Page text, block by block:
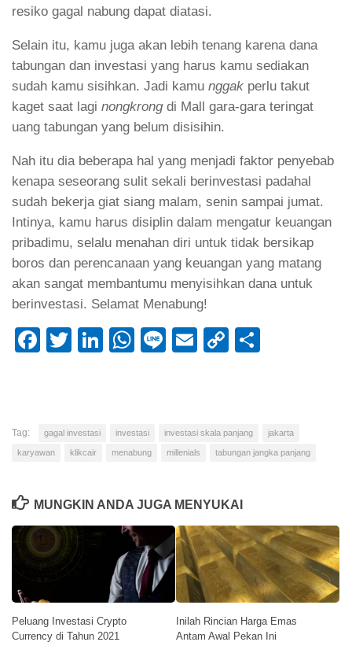
resiko gagal nabung dapat diatasi.
Selain itu, kamu juga akan lebih tenang karena dana
tabungan dan investasi yang harus kamu sediakan
sudah kamu sisihkan. Jadi kamu nggak perlu takut
kaget saat lagi nongkrongdi Mall gara-gara teringat
uang tabungan yang belum disisihin.
Nah itu dia beberapa hal yang menjadi faktor penyebab
kenapa seseorang sulit sekali berinvestasi padahal
sudah bekerja giat siang malam, senin sampai jumat.
Intinya, kamu harus disiplin dalam mengatur keuangan
pribadimu, selalu menahan diri untuk tidak bersikap
boros dan perencanaan yang keuangan yang matang
akan sangat membantumu menyisihkan dana untuk
berinvestasi. Selamat Menabung!
Facebook
Twitter
LinkedIn
WhatsApp
LineEmailCopy
Tag: gagal investasi investasi investasi skala panjang jakarta
karyawan klikcair menabung millenials tabungan jangka panjang
MUNGKIN ANDA JUGA MENYUKAI
Peluang Investasi Crypto
Currency di Tahun 2021
Inilah Rincian Harga Emas
Antam Awal Pekan Ini